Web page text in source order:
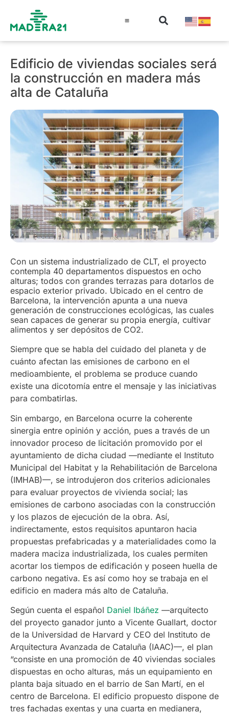
Edificio de viviendas sociales será
la construcción en madera más
alta de Cataluña
Con un sistema industrializado de CLT, el proyecto
contempla 40 departamentos dispuestos en ocho
alturas; todos con grandes terrazas para dotarlos de
espacio exterior privado. Ubicado en el centro de
Barcelona, la intervención apunta a una nueva
generación de construcciones ecológicas, las cuales
sean capaces de generar su propia energía, cultivar
alimentos y ser depósitos de CO2.
Siempre que se habla del cuidado del planeta y de
cuánto afectan las emisiones de carbono en el
medioambiente, el problema se produce cuando
existe una dicotomía entre el mensaje y las iniciativas
para combatirlas.
Sin embargo, en Barcelona ocurre la coherente
sinergia entre opinión y acción, pues a través de un
innovador proceso de licitación promovido por el
ayuntamiento de dicha ciudad —mediante el Instituto
Municipal del Habitat y la Rehabilitación de Barcelona
(IMHAB)—, se introdujeron dos criterios adicionales
para evaluar proyectos de vivienda social; las
emisiones de carbono asociadas con la construcción
y los plazos de ejecución de la obra. Así,
indirectamente, estos requisitos apuntaron hacia
propuestas prefabricadas y a materialidades como la
madera maciza industrializada, los cuales permiten
acortar los tiempos de edificación y poseen huella de
carbono negativa. Es así como hoy se trabaja en el
edificio en madera más alto de Cataluña.
Según cuenta el español Daniel Ibáñez —arquitecto
del proyecto ganador junto a Vicente Guallart, doctor
de la Universidad de Harvard y CEO del Instituto de
Arquitectura Avanzada de Cataluña (IAAC)—, el plan
“consiste en una promoción de 40 viviendas sociales
dispuestas en ocho alturas, más un equipamiento en
planta baja situado en el barrio de San Martí, en el
centro de Barcelona. El edificio propuesto dispone de
tres fachadas exentas y una cuarta en medianera,